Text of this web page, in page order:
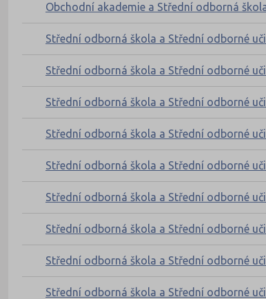
Obchodní akademie a Střední odborná
Střední odborná škola a Střední odborné
Střední odborná škola a Střední odborné
Střední odborná škola a Střední odborné
Střední odborná škola a Střední odborné
Střední odborná škola a Střední odborné
Střední odborná škola a Střední odborné
Střední odborná škola a Střední odborné
Střední odborná škola a Střední odborné
Střední odborná škola a Střední odborné